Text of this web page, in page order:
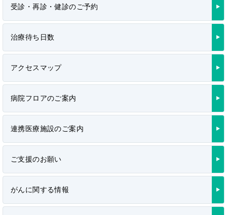
受診・再診・健診のご予約
治療待ち日数
アクセスマップ
病院フロアのご案内
連携医療施設のご案内
ご支援のお願い
がんに関する情報